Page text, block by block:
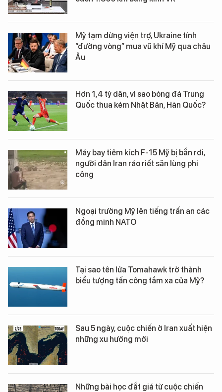
Mỹ tạm dừng viện trợ, Ukraine tính
“đường vòng” mua vũ khí Mỹ qua châu
Âu
Hơn 1,4 tỷ dân, vì sao bóng đá Trung
Quốc thua kém Nhật Bản, Hàn Quốc?
Máy bay tiêm kích F-15 Mỹ bị bắn rơi,
người dân Iran ráo riết săn lùng phi
công
Ngoại trưởng Mỹ lên tiếng trấn an các
đồng minh NATO
Tại sao tên lửa Tomahawk trở thành
biểu tượng tấn công tầm xa của Mỹ?
Sau 5 ngày, cuộc chiến ở Iran xuất hiện
những xu hướng mới
Những bài học đắt giá từ cuộc chiến